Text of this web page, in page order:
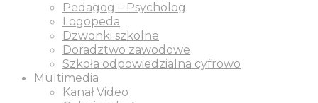
Pedagog – Psycholog
Logopeda
Dzwonki szkolne
Doradztwo zawodowe
Szkoła odpowiedzialna cyfrowo
Multimedia
Kanał Video